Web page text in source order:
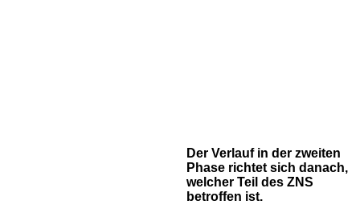
Der Verlauf in der zweiten
Phase richtet sich danach,
welcher Teil des ZNS
betroffen ist.